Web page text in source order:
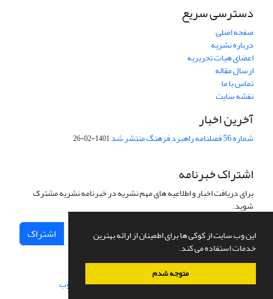
این وب سایت از کوکی ها برای اطمینان از ارائه بهترین
خدمات استفاده می کند.
متوجه شدم
دسترسی سریع
صفحه اصلی
درباره نشریه
اعضای هیات تحریریه
ارسال مقاله
تماس با ما
نقشه سایت
آخرین اخبار
شماره 56 فصلنامه راهبرد فرهنگ منتشر شد 1401-02-26
اشتراک خبرنامه
برای دریافت اخبار و اطلاعیه های مهم نشریه در خبرنامه نشریه مشترک
شوید.
اشتراک
سامانه مدیریت نشریات علمی.طراحی و پیاده سازی از سیناوب